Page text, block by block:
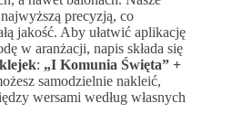
precyzją, co
jakość. Aby ułatwić aplikację
w aranżacji, napis składa się
: „I Komunia Święta” +
samodzielnie nakleić,
wersami według własnych